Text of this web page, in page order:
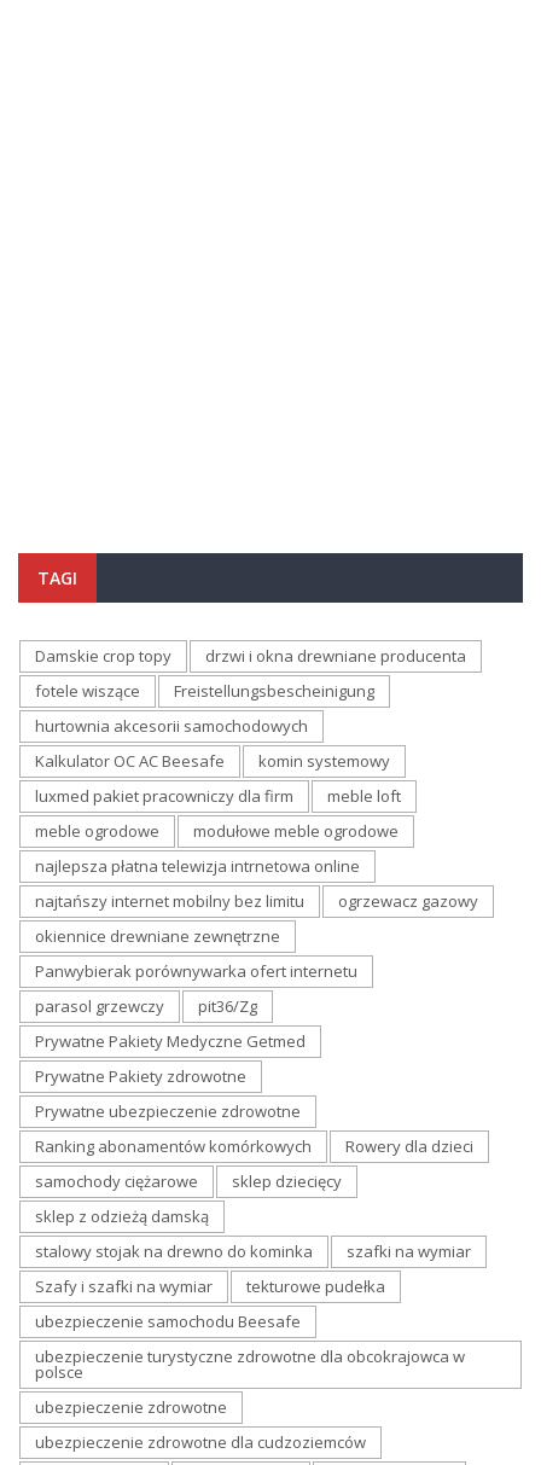
TAGI
Damskie crop topy
drzwi i okna drewniane producenta
fotele wiszące
Freistellungsbescheinigung
hurtownia akcesorii samochodowych
Kalkulator OC AC Beesafe
komin systemowy
luxmed pakiet pracowniczy dla firm
meble loft
meble ogrodowe
modułowe meble ogrodowe
najlepsza płatna telewizja intrnetowa online
najtańszy internet mobilny bez limitu
ogrzewacz gazowy
okiennice drewniane zewnętrzne
Panwybierak porównywarka ofert internetu
parasol grzewczy
pit36/Zg
Prywatne Pakiety Medyczne Getmed
Prywatne Pakiety zdrowotne
Prywatne ubezpieczenie zdrowotne
Ranking abonamentów komórkowych
Rowery dla dzieci
samochody ciężarowe
sklep dziecięcy
sklep z odzieżą damską
stalowy stojak na drewno do kominka
szafki na wymiar
Szafy i szafki na wymiar
tekturowe pudełka
ubezpieczenie samochodu Beesafe
ubezpieczenie turystyczne zdrowotne dla obcokrajowca w
polsce
ubezpieczenie zdrowotne
ubezpieczenie zdrowotne dla cudzoziemców